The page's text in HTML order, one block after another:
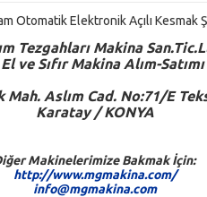
Otomatik Elektronik Açılı Kesmak
Tezgahları Makina
ve Sıfır Makina Alım-Satımı
Mah. Aslım Cad. No:71/E
Karatay / KONYA
Makinelerimize Bakmak İçin:
http://www.mgmakina.com/
info@mgmakina.com